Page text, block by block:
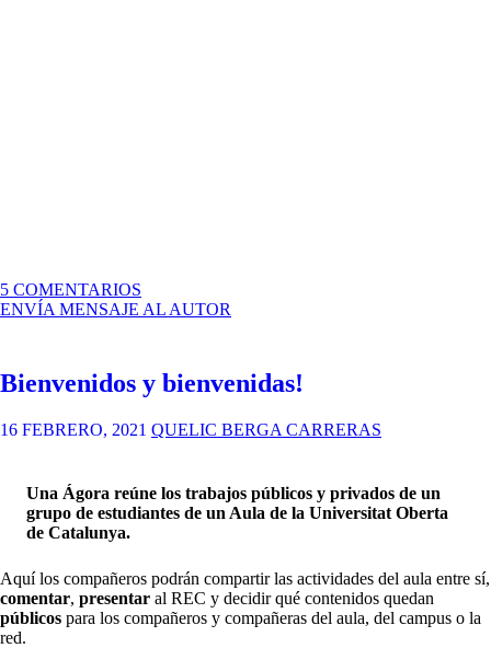
5 COMENTARIOS
PEC
CENTRADO
EL
LOS
OBJETOS
COTIDIANOS
ENVÍA MENSAJE AL AUTOR
Bienvenidos y bienvenidas!
16 FEBRERO, 2021 QUELIC BERGA CARRERAS
Una Ágora reúne los trabajos públicos y privados de un
grupo de estudiantes de un Aula de la Universitat Oberta
de Catalunya.
Aquí los compañeros podrán compartir las actividades del aula entre sí,
comentar, presentar al REC y decidir qué contenidos quedan
públicos para los compañeros y compañeras del aula, del campus o la
red.